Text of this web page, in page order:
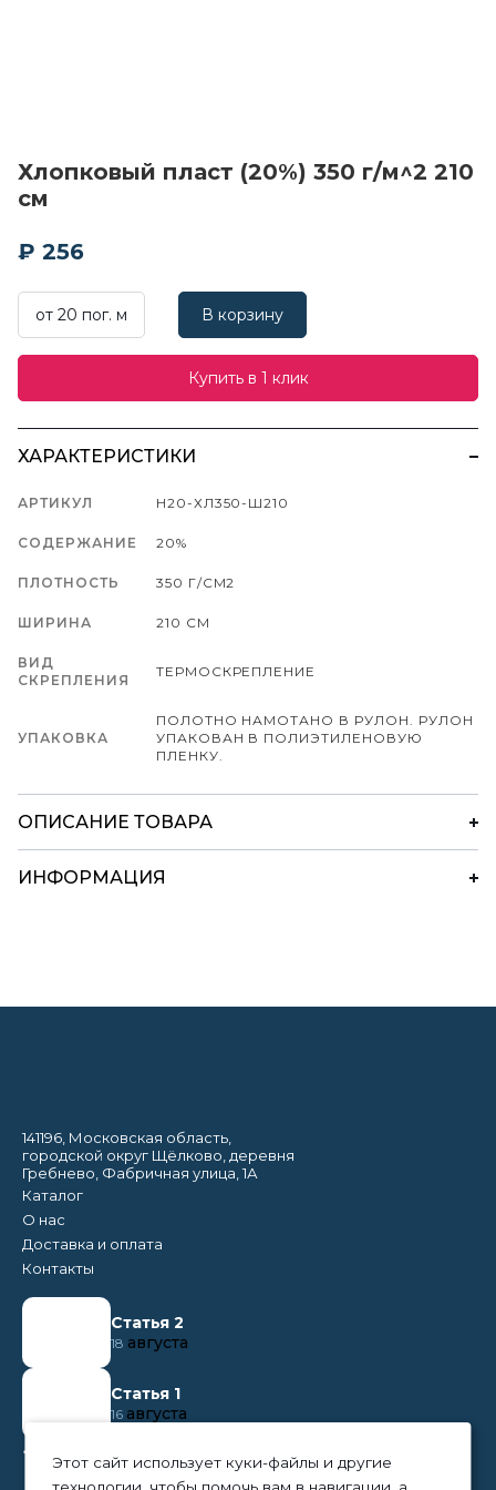
Хлопковый пласт (20%) 350 г/м^2 210
см
₽ 256
от 20 пог. м В корзину
Купить в 1 клик
ХАРАКТЕРИСТИКИ
АРТИКУЛ Н20-ХЛ350-Ш210
СОДЕРЖАНИЕ 20%
ПЛОТНОСТЬ 350 Г/СМ2
ШИРИНА 210 СМ
ВИД
СКРЕПЛЕНИЯ
ТЕРМОСКРЕПЛЕНИЕ
УПАКОВКА
ПОЛОТНО НАМОТАНО В РУЛОН. РУЛОН
УПАКОВАН В ПОЛИЭТИЛЕНОВУЮ
ПЛЕНКУ.
ОПИСАНИЕ ТОВАРА
ИНФОРМАЦИЯ
141196, Московская область,
городской округ Щёлково, деревня
Гребнево, Фабричная улица, 1А
Каталог
О нас
Доставка и оплата
Контакты
Статья 2
18 августа
Статья 1
16 августа
+7 (495) 374 50 95
Этот сайт использует куки-файлы и другие